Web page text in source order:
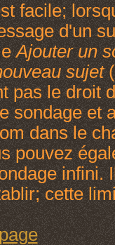
facile;
d'un
Ajouter un
sujet
pas le droit
sondage et
dans le
pouvez
infini.
cette